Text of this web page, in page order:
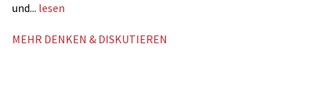
und... lesen
MEHR DENKEN & DISKUTIEREN